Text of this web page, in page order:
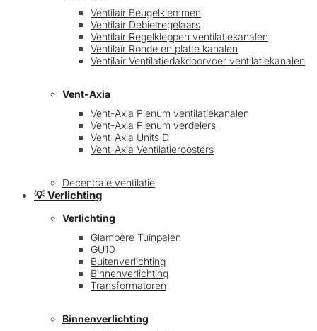
Ventilair Beugelklemmen
Ventilair Debietregelaars
Ventilair Regelkleppen ventilatiekanalen
Ventilair Ronde en platte kanalen
Ventilair Ventilatiedakdoorvoer ventilatiekanalen
Vent-Axia
Vent-Axia Plenum ventilatiekanalen
Vent-Axia Plenum verdelers
Vent-Axia Units D
Vent-Axia Ventilatieroosters
Decentrale ventilatie
💡 Verlichting
Verlichting
Glampère Tuinpalen
GU10
Buitenverlichting
Binnenverlichting
Transformatoren
Binnenverlichting